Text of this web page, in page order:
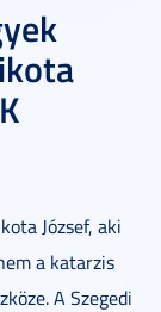
József, aki
a katarzis
A Szegedi